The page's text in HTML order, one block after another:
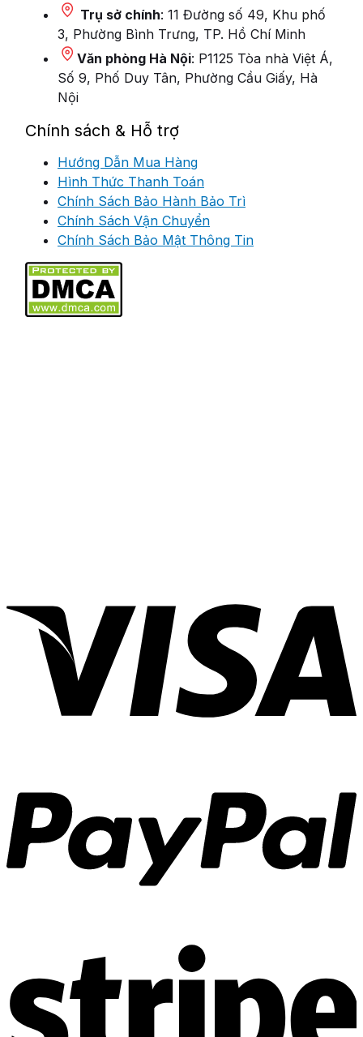
Trụ sở chính: 11 Đường số 49, Khu phố
3, Phường Bình Trưng, TP. Hồ Chí Minh
Văn phòng Hà Nội: P1125 Tòa nhà Việt Á,
Số 9, Phố Duy Tân, Phường Cầu Giấy, Hà
Nội
Chính sách & Hỗ trợ
Hướng Dẫn Mua Hàng
Hình Thức Thanh Toán
Chính Sách Bảo Hành Bảo Trì
Chính Sách Vận Chuyển
Chính Sách Bảo Mật Thông Tin